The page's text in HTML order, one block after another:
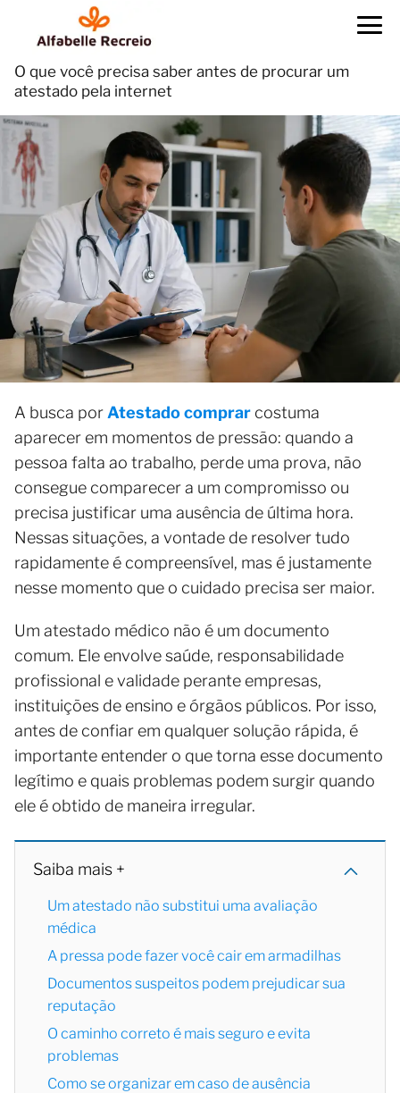
O que você precisa saber antes de procurar um
atestado pela internet
A busca por Atestado comprar costuma
aparecer em momentos de pressão: quando a
pessoa falta ao trabalho, perde uma prova, não
consegue comparecer a um compromisso ou
precisa justificar uma ausência de última hora.
Nessas situações, a vontade de resolver tudo
rapidamente é compreensível, mas é justamente
nesse momento que o cuidado precisa ser maior.
Um atestado médico não é um documento
comum. Ele envolve saúde, responsabilidade
profissional e validade perante empresas,
instituições de ensino e órgãos públicos. Por isso,
antes de confiar em qualquer solução rápida, é
importante entender o que torna esse documento
legítimo e quais problemas podem surgir quando
ele é obtido de maneira irregular.
Saiba mais +
Um atestado não substitui uma avaliação
médica
A pressa pode fazer você cair em armadilhas
Documentos suspeitos podem prejudicar sua
reputação
O caminho correto é mais seguro e evita
problemas
Como se organizar em caso de ausência